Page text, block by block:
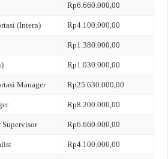
Rp6.660.000,00
(Intern) Rp4.100.000,00
Rp1.380.000,00
Rp1.030.000,00
Manager Rp25.630.000,00
Rp8.200.000,00
Supervisor Rp6.660.000,00
Rp4.100.000,00